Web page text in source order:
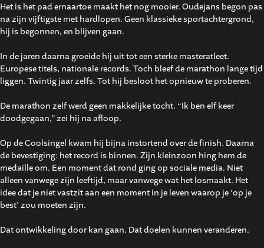
Het is het pad ernaartoe maakt het nog mooier. Oudejans begon pas
na zijn vijftigste met hardlopen. Geen klassieke sportachtergrond,
hij is begonnen, en blijven gaan.
In de jaren daarna groeide hij uit tot een sterke masteratleet.
Europese titels, nationale records. Toch bleef de marathon lange tijd
liggen. Twintig jaar zelfs. Tot hij besloot het opnieuw te proberen.
De marathon zelf werd geen makkelijke tocht. “Ik ben elf keer
doodgegaan,” zei hij na afloop.
Op de Coolsingel kwam hij bijna instortend over de finish. Daarna
de bevestiging: het record is binnen. Zijn kleinzoon hing hem de
medaille om. Een moment dat rond ging op sociale media. Niet
alleen vanwege zijn leeftijd, maar vanwege wat het losmaakt. Het
idee dat je niet vastzit aan een moment in je leven waarop je ‘op je
best’ zou moeten zijn.
Dat ontwikkeling door kan gaan. Dat doelen kunnen veranderen.